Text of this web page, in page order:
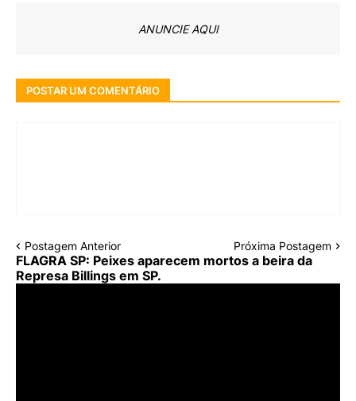
ANUNCIE AQUI
POSTAR UM COMENTÁRIO
Postagem Anterior Próxima Postagem
FLAGRA SP: Peixes aparecem mortos a beira da
Represa Billings em SP.